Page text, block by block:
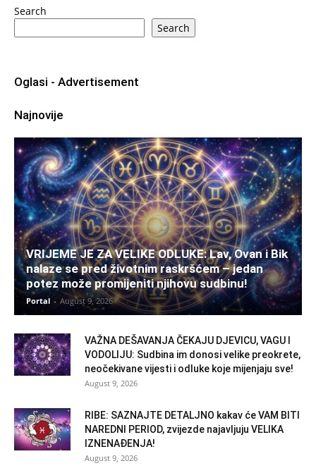
Search
Search
Oglasi - Advertisement
Najnovije
VRIJEME JE ZA VELIKE ODLUKE: Lav, Ovan i Bik
nalaze se pred životnim raskršćem – jedan
potez može promijeniti njihovu sudbinu!
Portal - August 9, 2026
VAŽNA DEŠAVANJA ČEKAJU DJEVICU, VAGU I
VODOLIJU: Sudbina im donosi velike preokrete,
neočekivane vijesti i odluke koje mijenjaju sve!
August 9, 2026
RIBE: SAZNAJTE DETALJNO kakav će VAM BITI
NAREDNI PERIOD, zvijezde najavljuju VELIKA
IZNENAĐENJA!
August 9, 2026